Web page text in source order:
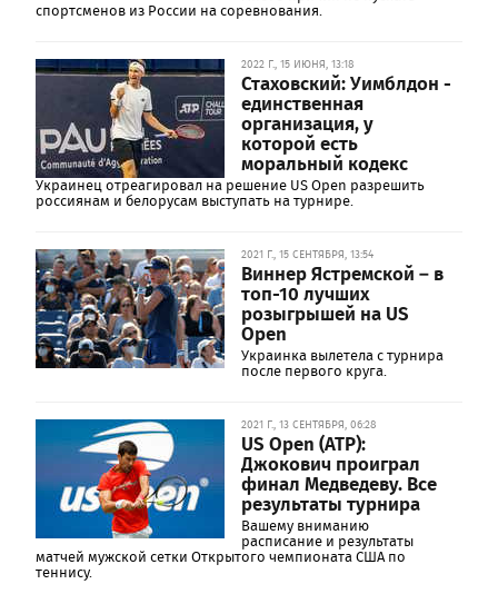
спортсменов из России на соревнования.
2022 Г., 15 ИЮНЯ, 13:18
Стаховский: Уимблдон -
единственная
организация, у
которой есть
моральный кодекс
Украинец отреагировал на решение US Open разрешить
россиянам и белорусам выступать на турнире.
2021 Г., 15 СЕНТЯБРЯ, 13:54
Виннер Ястремской – в
топ-10 лучших
розыгрышей на US
Open
Украинка вылетела с турнира
после первого круга.
2021 Г., 13 СЕНТЯБРЯ, 06:28
US Open (ATP):
Джокович проиграл
финал Медведеву. Все
результаты турнира
Вашему вниманию
расписание и результаты
матчей мужской сетки Открытого чемпионата США по
теннису.